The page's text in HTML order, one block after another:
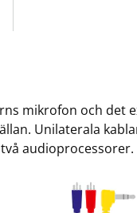
mikrofon och det
Unilaterala
audioprocessorer.